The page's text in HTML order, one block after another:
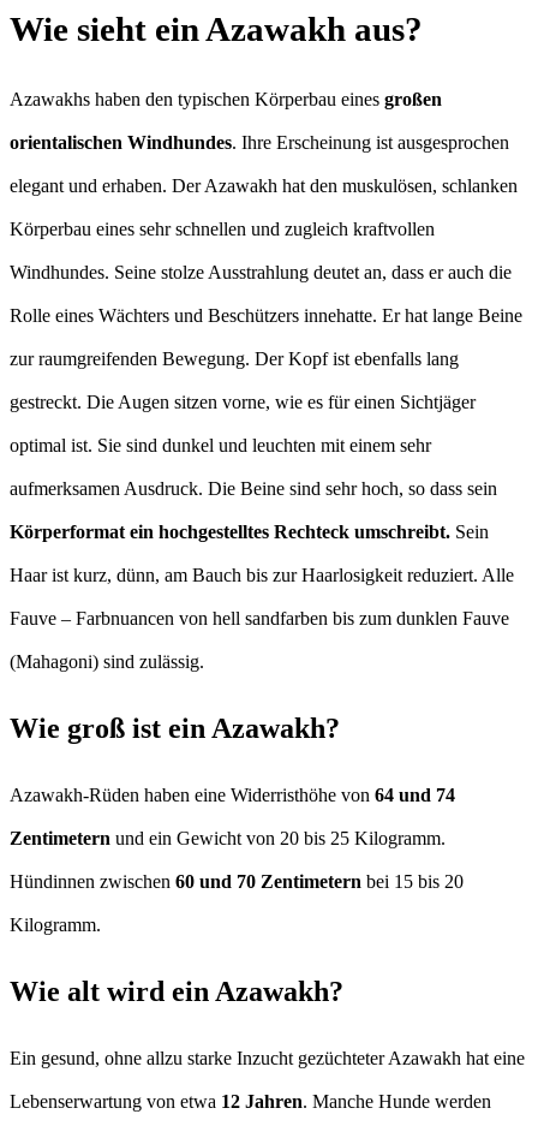
Wie sieht ein Azawakh aus?
Azawakhs haben den typischen Körperbau eines großen
orientalischen Windhundes. Ihre Erscheinung ist ausgesprochen
elegant und erhaben. Der Azawakh hat den muskulösen, schlanken
Körperbau eines sehr schnellen und zugleich kraftvollen
Windhundes. Seine stolze Ausstrahlung deutet an, dass er auch die
Rolle eines Wächters und Beschützers innehatte. Er hat lange Beine
zur raumgreifenden Bewegung. Der Kopf ist ebenfalls lang
gestreckt. Die Augen sitzen vorne, wie es für einen Sichtjäger
optimal ist. Sie sind dunkel und leuchten mit einem sehr
aufmerksamen Ausdruck. Die Beine sind sehr hoch, so dass sein
Körperformat ein hochgestelltes Rechteck umschreibt. Sein
Haar ist kurz, dünn, am Bauch bis zur Haarlosigkeit reduziert. Alle
Fauve – Farbnuancen von hell sandfarben bis zum dunklen Fauve
(Mahagoni) sind zulässig.
Wie groß ist ein Azawakh?
Azawakh-Rüden haben eine Widerristhöhe von 64 und 74
Zentimetern und ein Gewicht von 20 bis 25 Kilogramm.
Hündinnen zwischen 60 und 70 Zentimetern bei 15 bis 20
Kilogramm.
Wie alt wird ein Azawakh?
Ein gesund, ohne allzu starke Inzucht gezüchteter Azawakh hat eine
Lebenserwartung von etwa 12 Jahren. Manche Hunde werden